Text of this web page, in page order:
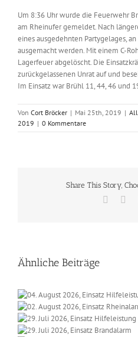
Um 8:36 Uhr wurde die Feuerwehr
am Rheinufer gemeldet. Nach
eines ausgedehnten Partygelages,
ausgemacht werden. Mit einem C-
Lagerfeuer abgelöscht. Die
zurückgelassenen Unrat auf und
Im Einsatz war Brühl 11, 44, 46 und
Von Cort Bröcker | Mai 25th, 2019 |
2019 | 0 Kommentare
Share This Story,
Ähnliche Beiträge